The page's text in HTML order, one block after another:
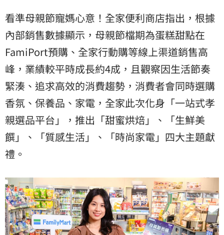
看準母親節寵媽心意！全家便利商店指出，根據
內部銷售數據顯示，母親節檔期為蛋糕甜點在
FamiPort預購、全家行動購等線上渠道銷售高
峰，業績較平時成長約4成，且觀察因生活節奏
緊湊、追求高效的消費趨勢，消費者會同時選購
香氛、保養品、家電，全家此次化身「一站式孝
親選品平台」，推出「甜蜜烘焙」、「生鮮美
饌」、「質感生活」、「時尚家電」四大主題獻
禮。